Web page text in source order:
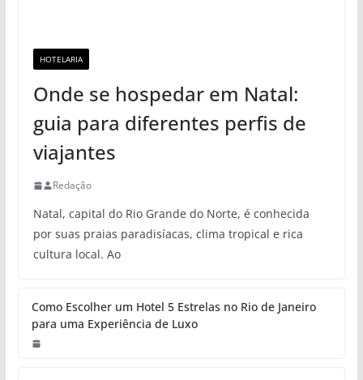
HOTELARIA
Onde se hospedar em Natal:
guia para diferentes perfis de
viajantes
Redação
Natal, capital do Rio Grande do Norte, é conhecida
por suas praias paradisíacas, clima tropical e rica
cultura local. Ao
Como Escolher um Hotel 5 Estrelas no Rio de Janeiro
para uma Experiência de Luxo